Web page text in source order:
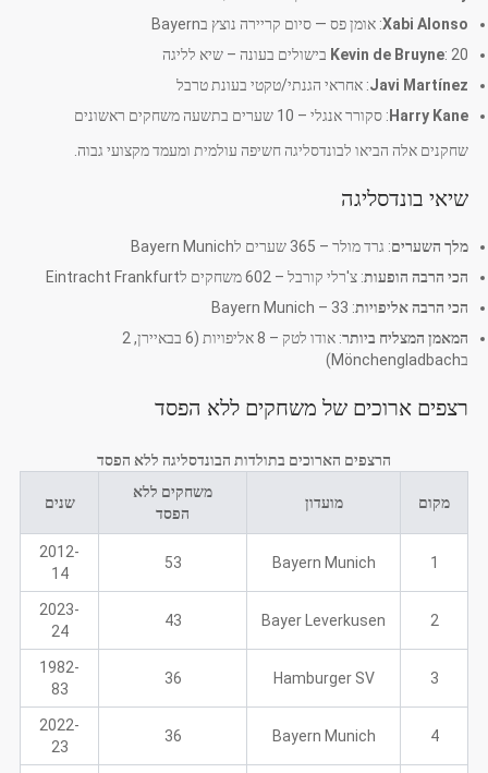
Xabi Alonso: אומן פס — סיום קריירה נוצץ בBayern
Kevin de Bruyne: 20 בישולים בעונה – שיא לליגה
Javi Martínez: אחראי הגנתי/טקטי בעונת טרבל
Harry Kane : סקורר אנגלי – 10 שערים בתשעה משחקים ראשונים
שחקנים אלה הביאו לבונדסליגה חשיפה עולמית ומעמד מקצועי גבוה.
שיאי בונדסליגה
מלך השערים: גרד מולר – 365 שערים לBayern Munich
הכי הרבה הופעות: צ'רלי קורבל – 602 משחקים לEintracht Frankfurt
הכי הרבה אליפויות: Bayern Munich – 33
המאמן המצליח ביותר
: אודו לטק – 8 אליפויות (6 בבאיירן, 2
בMönchengladbach)
רצפים ארוכים של משחקים ללא הפסד
הרצפים הארוכים בתולדות הבונדסליגה ללא הפסד
מקום מועדון
משחקים ללא
הפסד
שנים
1
Bayern Munich
53
2012-
14
2
Bayer Leverkusen
43
2023-
24
3
Hamburger SV
36
1982-
83
4
Bayern Munich
36
2022-
23